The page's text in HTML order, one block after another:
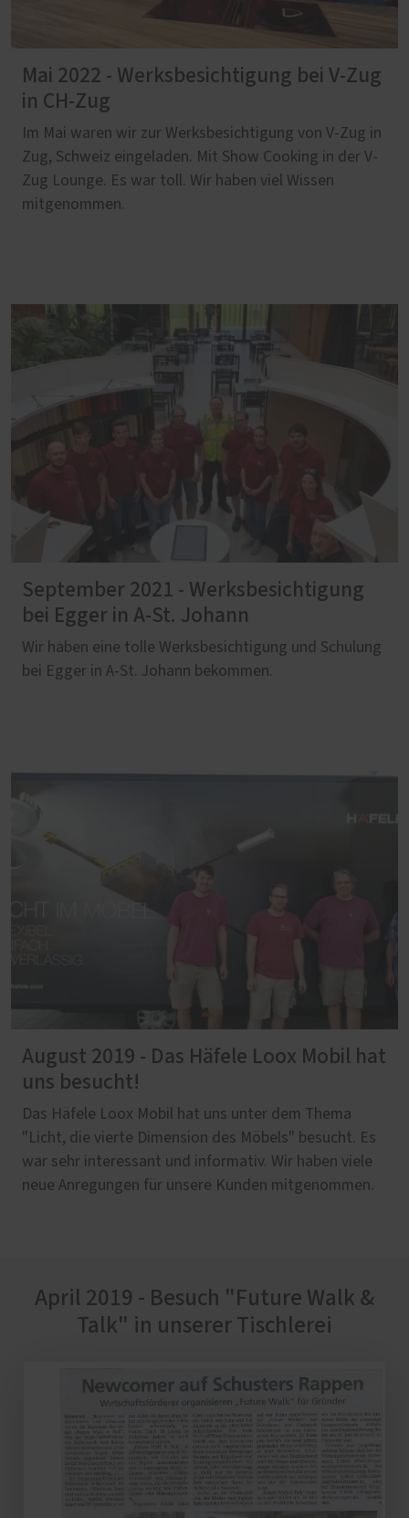
Mai 2022 - Werksbesichtigung bei V-Zug
in CH-Zug
Im Mai waren wir zur Werksbesichtigung von V-Zug in
Zug, Schweiz eingeladen. Mit Show Cooking in der V-
Zug Lounge. Es war toll. Wir haben viel Wissen
mitgenommen.
September 2021 - Werksbesichtigung
bei Egger in A-St. Johann
Wir haben eine tolle Werksbesichtigung und Schulung
bei Egger in A-St. Johann bekommen.
August 2019 - Das Häfele Loox Mobil hat
uns besucht!
Das Häfele Loox Mobil hat uns unter dem Thema
"Licht, die vierte Dimension des Möbels" besucht. Es
war sehr interessant und informativ. Wir haben viele
neue Anregungen für unsere Kunden mitgenommen.
April 2019 - Besuch "Future Walk &
Talk" in unserer Tischlerei